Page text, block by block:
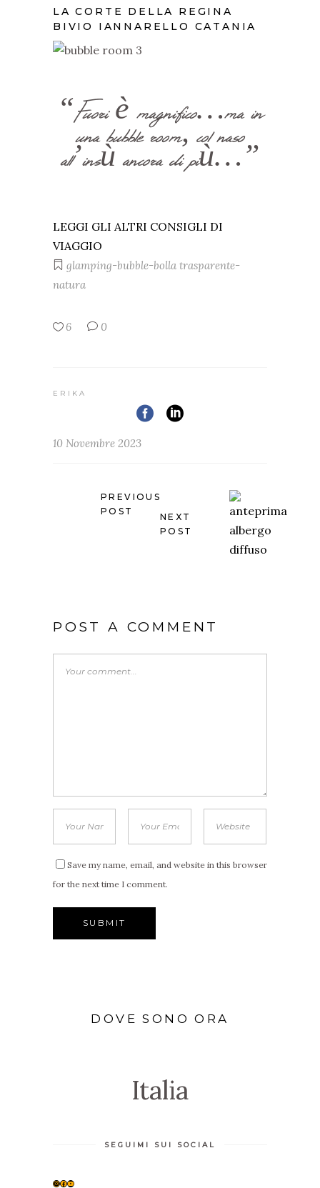
LA CORTE DELLA REGINA
BIVIO IANNARELLO CATANIA
“Fuori è magnifico…ma in
una bubble room, col naso
all’insù ancora di più…”
LEGGI GLI ALTRI CONSIGLI DI
VIAGGIO
glamping-bubble-bolla trasparente-
natura
6 0
ERIKA
10 Novembre 2023
PREVIOUS
POST
NEXT
POST
POST A COMMENT
Save my name, email, and website in this browser
for the next time I comment.
DOVE SONO ORA
Italia
SEGUIMI SUI SOCIAL
INSTAGRAM
FACEBOOK
YOUTUBE